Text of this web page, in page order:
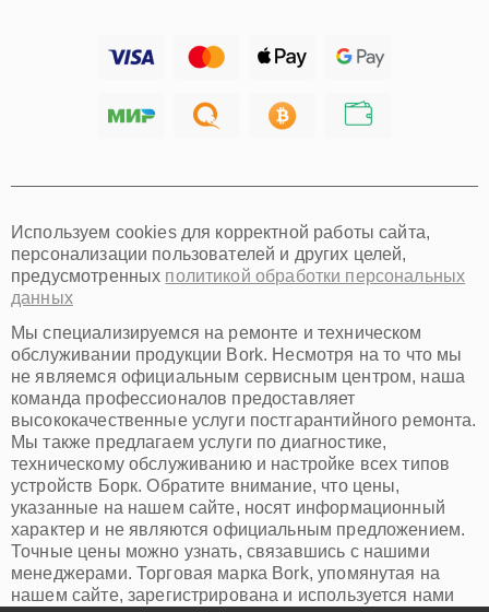
Хабаровск
Иркутск
Омск
Красноярск
Пермь
Ульяновск
Киров
Архангельск
Астрахань
Белгород
Благовещенск
Брянск
Владивосток
Владикавказ
Владимир
Волжский
Вологда
Грозный
Иваново
Используем cookies для корректной работы сайта,
персонализации пользователей и других целей,
предусмотренных политикой обработки персональных
данных
Мы специализируемся на ремонте и техническом
обслуживании продукции Bork. Несмотря на то что мы
не являемся официальным сервисным центром, наша
команда профессионалов предоставляет
высококачественные услуги постгарантийного ремонта.
Мы также предлагаем услуги по диагностике,
техническому обслуживанию и настройке всех типов
устройств Борк. Обратите внимание, что цены,
указанные на нашем сайте, носят информационный
характер и не являются официальным предложением.
Точные цены можно узнать, связавшись с нашими
менеджерами. Торговая марка Bork, упомянутая на
нашем сайте, зарегистрирована и используется нами